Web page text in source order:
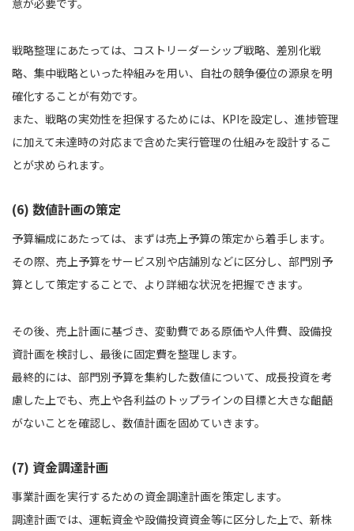
戦略整理にあたっては、コストリーダーシップ戦略、差別化戦
略、集中戦略といった枠組みを用い、自社の競争優位の源泉を明
確化することが有効です。
また、戦略の実効性を担保するためには、KPIを設定し、進捗管理
に加えて未達時の対応まで含めた実行管理の仕組みを設計するこ
とが求められます。
(6) 数値計画の策定
予算編成にあたっては、まずは売上予算の策定から着手します。
その際、売上予算をサービス別や店舗別などに区分し、部門別予
算として策定することで、より詳細な状況を把握できます。
その後、売上計画に基づき、変動費である原価や人件費、設備投
資計画を検討し、最後に固定費を整理します。
最終的には、部門別予算を集約した数値について、成長投資を考
慮した上でも、売上や各利益のトップラインの目標と大きな齟齬
がないことを確認し、数値計画を固めていきます。
(7) 資金調達計画
事業計画を実行するための資金調達計画を策定します。
調達計画では、運転資金や設備投資資金等に区分した上で、新株